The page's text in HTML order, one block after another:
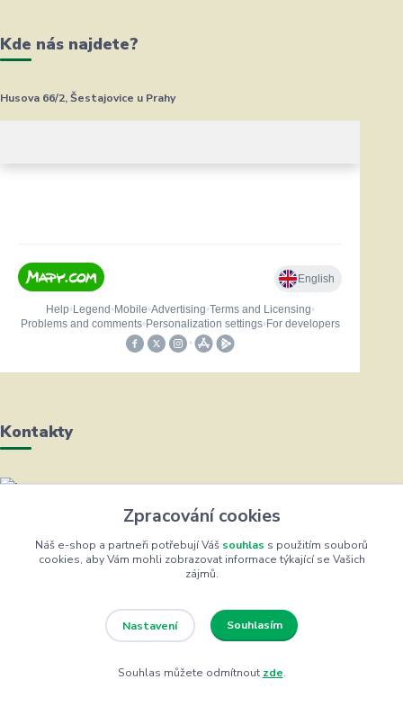
Kde nás najdete?
Husova 66/2, Šestajovice u Prahy
Kontakty
Helena Bayerová
+420 604 711 491
(Po-Čt, 8-16 hod.)
Eshop ŽUFRIK.cz © Copyright 2012 - 2026
Zpracování cookies
Náš e-shop a partneři potřebují Váš souhlas s použitím souborů
cookies, aby Vám mohli zobrazovat informace týkající se Vašich
zájmů.
Nastavení Souhlasím
Souhlas můžete odmítnout zde.